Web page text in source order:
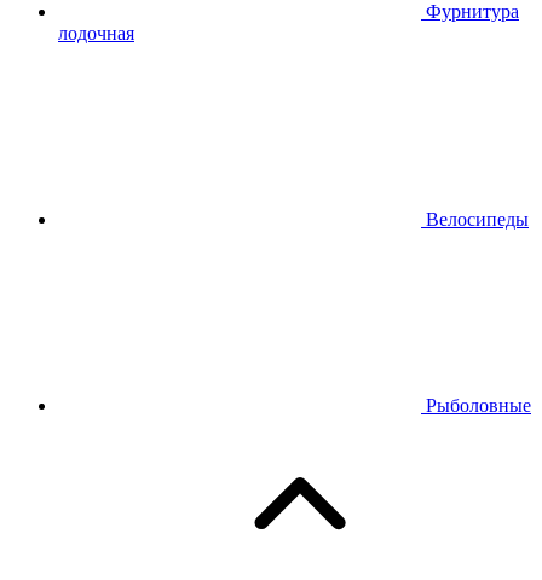
Фурнитура
лодочная
Велосипеды
Рыболовные